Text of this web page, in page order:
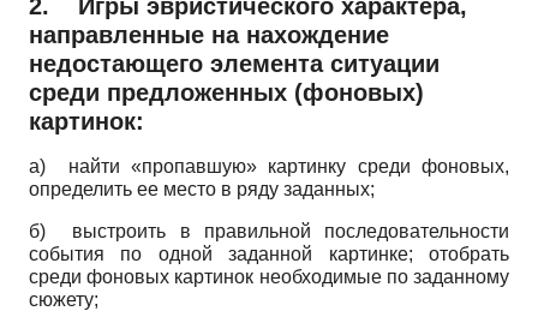
2. Игры эвристического характера,
направленные на нахождение
недостающего элемента ситуации
среди предложенных (фоновых)
картинок:
а) найти «пропавшую» картинку среди фоновых,
определить ее место в ряду заданных;
б) выстроить в правильной последовательности
события по одной заданной картинке; отобрать
среди фоновых картинок необходимые по заданному
сюжету;